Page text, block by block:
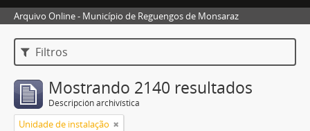
Arquivo Online - Município de Reguengos de Monsaraz
Filtros
Mostrando 2140 resultados
Descripción archivística
Unidade de instalação